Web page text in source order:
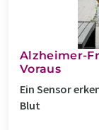
Alzheimer-
Voraus
Ein Sensor
Blut